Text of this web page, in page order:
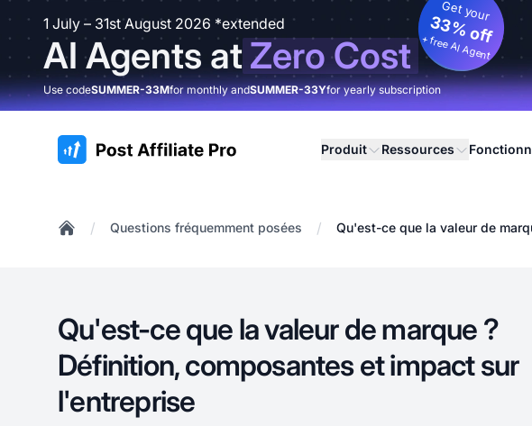
1 July – 31st August 2026 *extended
AI Agents atZero Cost
Get your
33% off
+ free AI Agent
Use codeSUMMER-33Mfor monthly andSUMMER-33Yfor yearly subscription
:site.title Produit Ressources
/ Questions fréquemment posées / Qu'est-ce que la valeur de
Qu'est-ce que la valeur de marque ?
Définition, composantes et impact sur
l'entreprise